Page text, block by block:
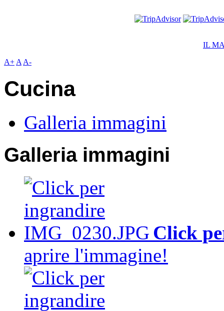
IL
A+AA-
Cucina
Galleria immagini
Galleria immagini
Click
aprire l'immagine!